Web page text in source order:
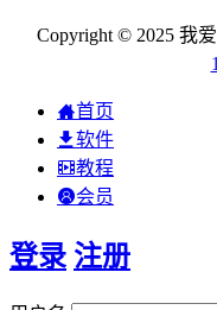
Copyright © 2025 我
首页
软件
教程
会员
登录 注册